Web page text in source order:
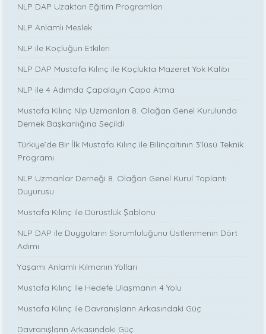
NLP DAP Uzaktan Eğitim Programları
NLP Anlamlı Meslek
NLP ile Koçluğun Etkileri
NLP DAP Mustafa Kılınç ile Koçlukta Mazeret Yok Kalıbı
NLP ile 4 Adımda Çapalayın Çapa Atma
Mustafa Kılınç Nlp Uzmanları 8. Olağan Genel Kurulunda
Dernek Başkanlığına Seçildi
Türkiye’de Bir İlk Mustafa Kılınç ile Bilinçaltının 3’lüsü Teknik
Programı
NLP Uzmanlar Derneği 8. Olağan Genel Kurul Toplantı
Duyurusu
Mustafa Kılınç ile Dürüstlük Şablonu
NLP DAP ile Duyguların Sorumluluğunu Üstlenmenin Dört
Adımı
Yaşamı Anlamlı Kılmanın Yolları
Mustafa Kılınç ile Hedefe Ulaşmanın 4 Yolu
Mustafa Kılınç ile Davranışların Arkasındaki Güç
Davranışların Arkasındaki Güç